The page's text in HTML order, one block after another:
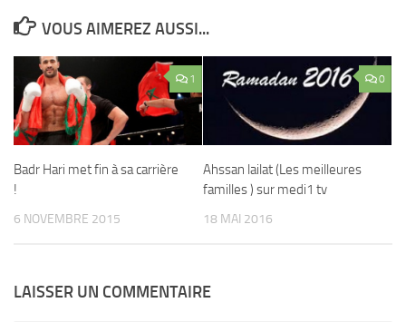
VOUS AIMEREZ AUSSI...
1
Badr Hari met fin à sa carrière
!
6 NOVEMBRE 2015
0
Ahssan lailat (Les meilleures
familles ) sur medi1 tv
18 MAI 2016
LAISSER UN COMMENTAIRE